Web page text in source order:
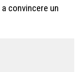
convincere un